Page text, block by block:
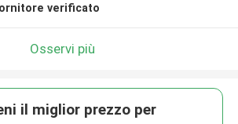
verificato
Osservi più
il miglior prezzo per